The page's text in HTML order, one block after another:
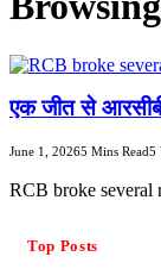
एक जीत से
June 1, 20265 Mins Read5
RCB broke several
Top Posts